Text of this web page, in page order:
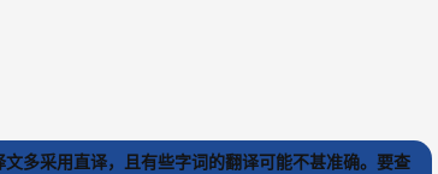
多采用直译，且有些字词的翻译可能不甚准确。要查